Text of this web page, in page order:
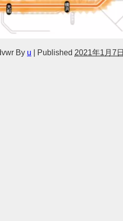
By u Published 2021年1月7日